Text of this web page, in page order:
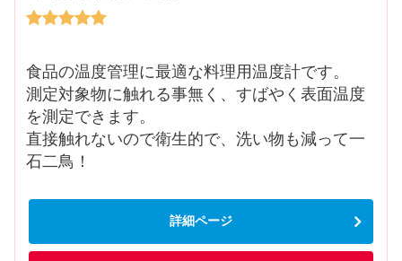
食品の温度管理に最適な料理用温度計です。
測定対象物に触れる事無く、すばやく表面温度
を測定できます。
直接触れないので衛生的で、洗い物も減って一
石二鳥！
詳細ページ